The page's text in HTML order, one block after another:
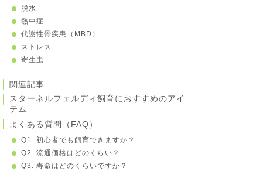
脱水
熱中症
代謝性骨疾患（MBD）
ストレス
寄生虫
関連記事
スターネルフェルディ飼育におすすめのアイ
テム
よくある質問（FAQ）
Q1. 初心者でも飼育できますか？
Q2. 流通価格はどのくらい？
Q3. 寿命はどのくらいですか？